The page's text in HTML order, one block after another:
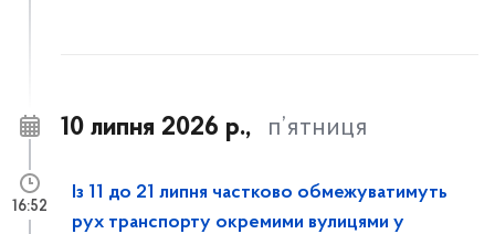
10 липня 2026 р., п’ятниця
Із 11 до 21 липня частково обмежуватимуть
рух транспорту окремими вулицями у
16:52